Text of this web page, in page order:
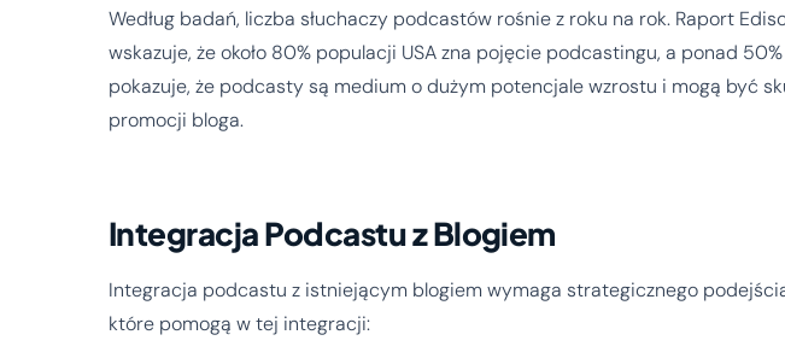
Według badań, liczba słuchaczy podcastów rośnie z roku na rok. Raport
wskazuje, że około 80% populacji USA zna pojęcie podcastingu, a ponad 50%
pokazuje, że podcasty są medium o dużym potencjale wzrostu i mogą być
promocji bloga.
Integracja Podcastu z Blogiem
Integracja podcastu z istniejącym blogiem wymaga strategicznego
które pomogą w tej integracji: